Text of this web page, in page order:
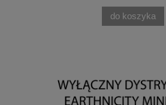
do koszyka